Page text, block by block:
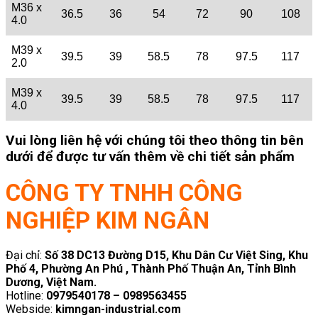
M36 x
4.0
36.5 36 54 72 90 108
M39 x
2.0
39.5 39 58.5 78 97.5 117
M39 x
4.0
39.5 39 58.5 78 97.5 117
Vui lòng liên hệ với chúng tôi theo thông tin bên
dưới để được tư vấn thêm về chi tiết sản phẩm
CÔNG TY TNHH CÔNG
NGHIỆP KIM NGÂN
Đại chỉ: Số 38 DC13 Đường D15, Khu Dân Cư Việt Sing, Khu
Phố 4, Phường An Phú , Thành Phố Thuận An, Tỉnh Bình
Dương, Việt Nam.
Hotline: 0979540178 – 0989563455
Webside: kimngan-industrial.com